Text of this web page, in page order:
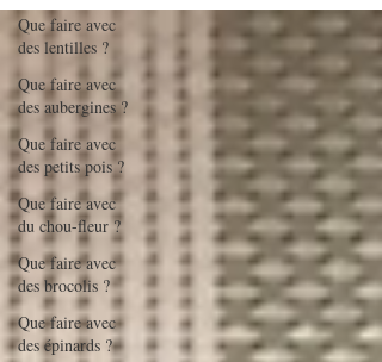
Que faire avec
des lentilles ?
Que faire avec
des aubergines ?
Que faire avec
des petits pois ?
Que faire avec
du chou-fleur ?
Que faire avec
des brocolis ?
Que faire avec
des épinards ?